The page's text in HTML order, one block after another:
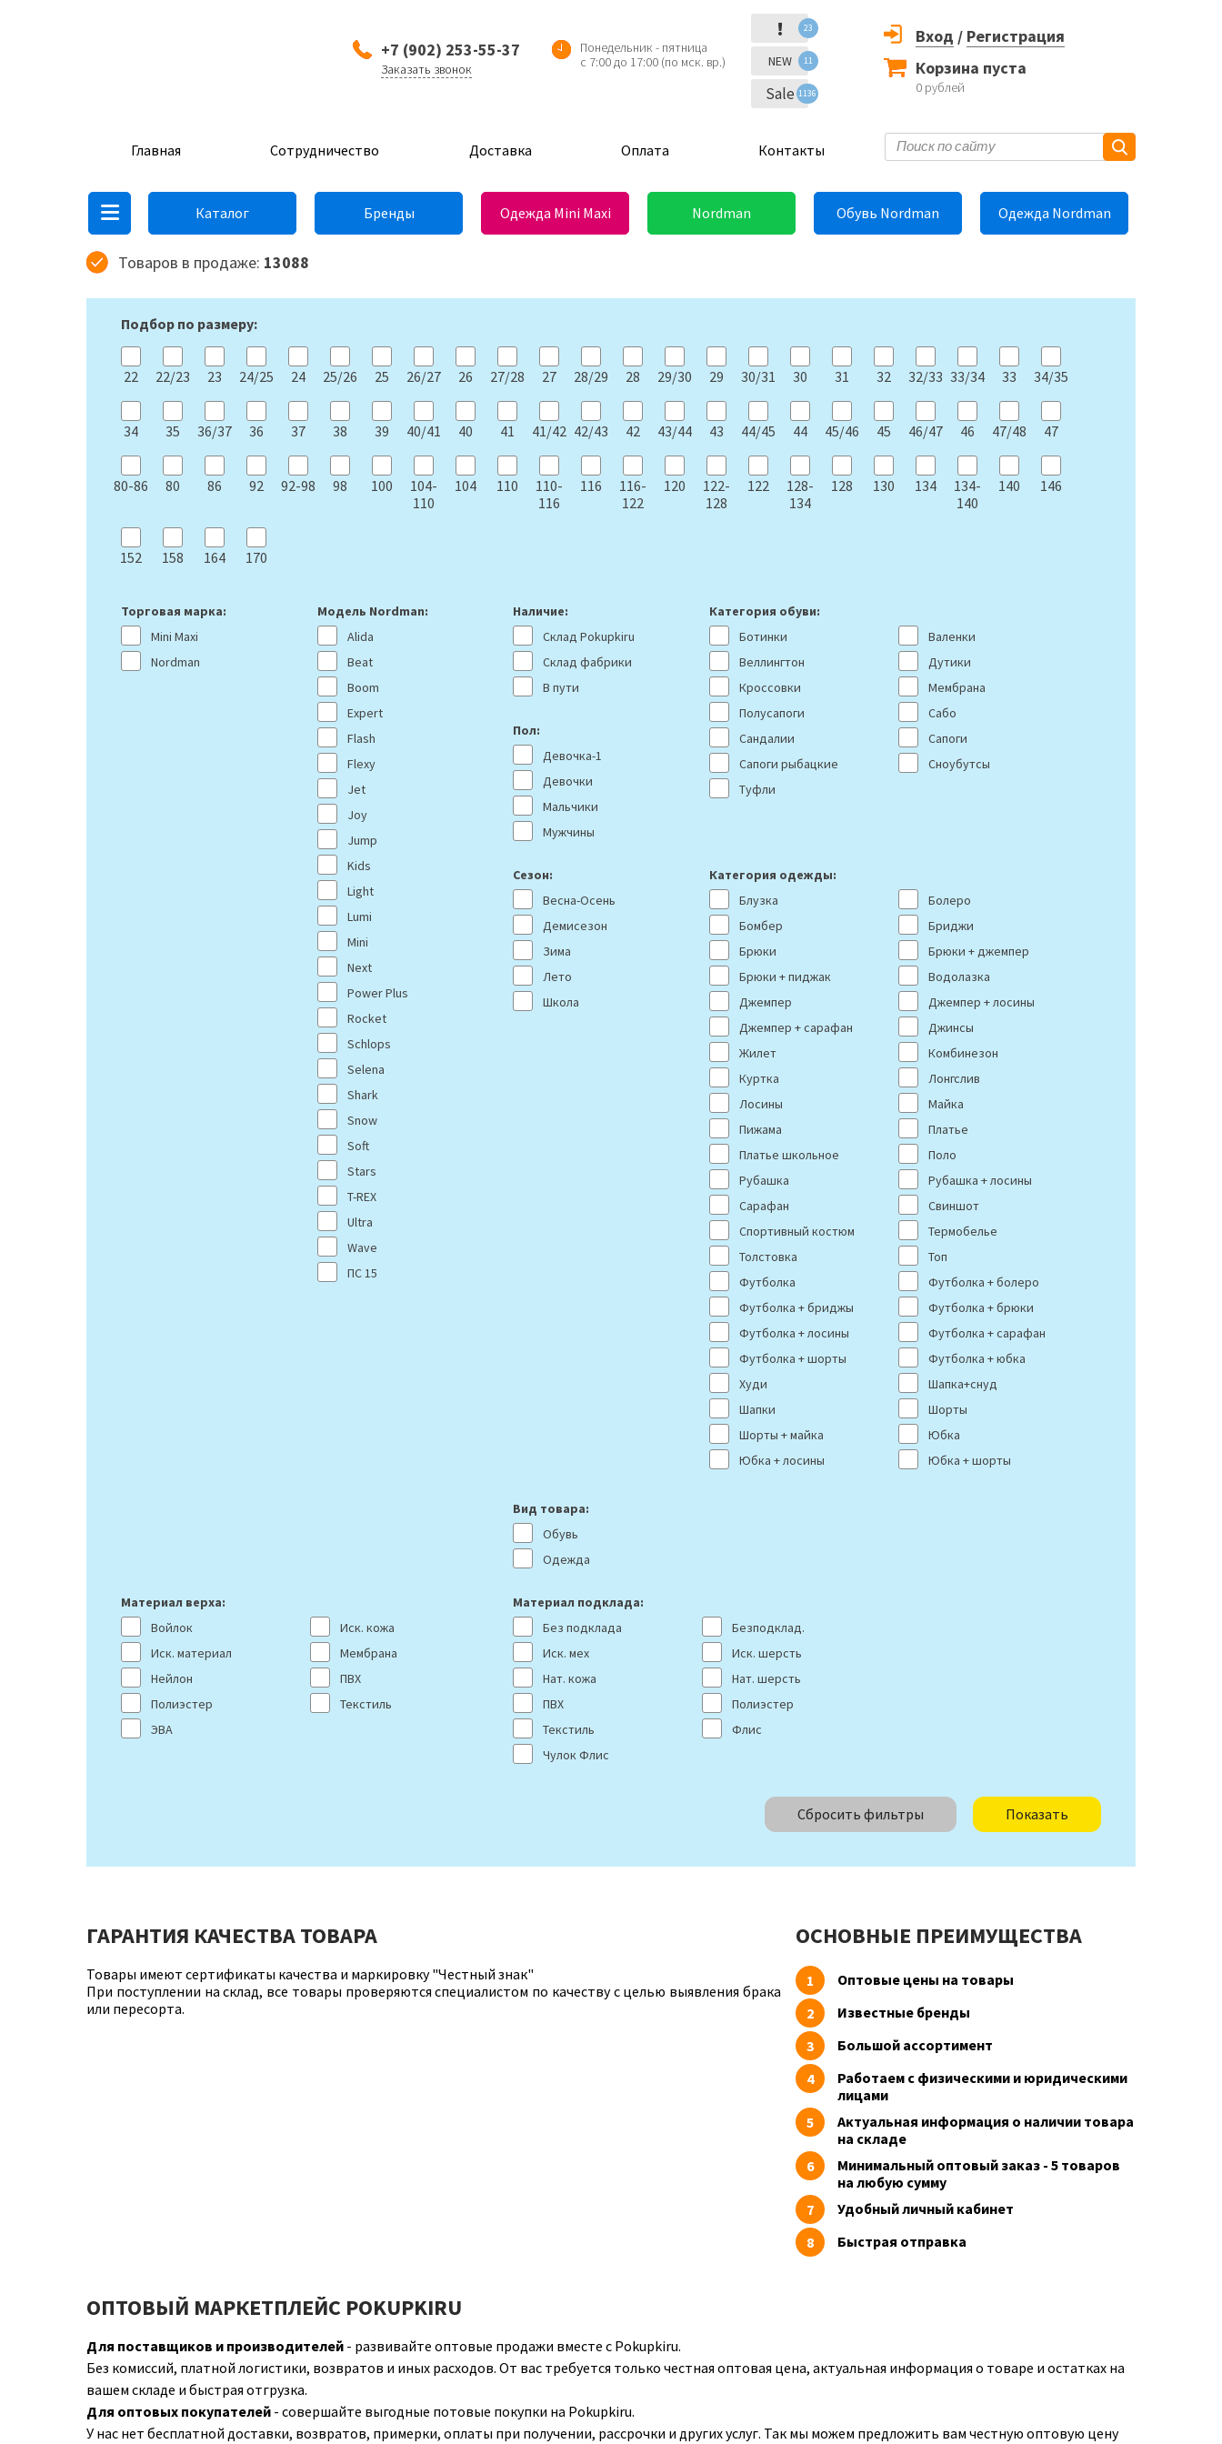
+7 (902) 253-55-37
Заказать звонок
Понедельник - пятница
с 7:00 до 17:00 (по мск. вр.)
! 23
NEW 11
Sale 1136
Вход / Регистрация
Корзина пуста
0 рублей
Главная Сотрудничество Доставка Оплата Контакты
Каталог Бренды Одежда Mini Maxi Nordman Обувь Nordman Одежда Nordman
Товаров в продаже: 13088
Подбор по размеру:
22 22/23 23 24/25 24 25/26 25 26/27 26 27/28 27 28/29 28 29/30 29 30/31 30 31 32 32/33 33/34 33 34/35
34 35 36/37 36 37 38 39 40/41 40 41 41/42 42/43 42 43/44 43 44/45 44 45/46 45 46/47 46 47/48 47
80-86 80 86 92 92-98 98 100
104-
110
104 110
110-
116
116
116-
122
120
122-
128
122
128-
134
128 130 134
134-
140
140 146
152 158 164 170
Наличие:
Склад Pokupkiru
Склад фабрики
В пути
Торговая марка:
Mini Maxi
Nordman
Вид товара:
Обувь
Одежда
Пол:
Девочка-1
Девочки
Мальчики
Мужчины
Категория обуви:
Ботинки
Валенки
Веллингтон
Дутики
Кроссовки
Мембрана
Полусапоги
Сабо
Сандалии
Сапоги
Сапоги рыбацкие
Сноубутсы
Туфли
Категория одежды:
Блузка
Болеро
Бомбер
Бриджи
Брюки
Брюки + джемпер
Брюки + пиджак
Водолазка
Джемпер
Джемпер + лосины
Джемпер + сарафан
Джинсы
Жилет
Комбинезон
Куртка
Лонгслив
Лосины
Майка
Пижама
Платье
Платье школьное
Поло
Рубашка
Рубашка + лосины
Сарафан
Свиншот
Спортивный костюм
Термобелье
Толстовка
Топ
Футболка
Футболка + болеро
Футболка + бриджы
Футболка + брюки
Футболка + лосины
Футболка + сарафан
Футболка + шорты
Футболка + юбка
Худи
Шапка+снуд
Шапки
Шорты
Шорты + майка
Юбка
Юбка + лосины
Юбка + шорты
Сезон:
Весна-Осень
Демисезон
Зима
Лето
Школа
Материал верха:
Войлок
Иск. кожа
Иск. материал
Мембрана
Нейлон
ПВХ
Полиэстер
Текстиль
ЭВА
Материал подклада:
Без подклада
Безподклад.
Иск. мех
Иск. шерсть
Нат. кожа
Нат. шерсть
ПВХ
Полиэстер
Текстиль
Флис
Чулок Флис
Модель Nordman:
Alida
Beat
Boom
Expert
Flash
Flexy
Jet
Joy
Jump
Kids
Light
Lumi
Mini
Next
Power Plus
Rocket
Schlops
Selena
Shark
Snow
Soft
Stars
T-REX
Ultra
Wave
ПС 15
Сбросить фильтры Показать
ГАРАНТИЯ КАЧЕСТВА ТОВАРА
Товары имеют сертификаты качества и маркировку "Честный знак"
При поступлении на склад, все товары проверяются специалистом по качеству с целью выявления брака
или пересорта.
ОСНОВНЫЕ ПРЕИМУЩЕСТВА
Оптовые цены на товары
Известные бренды
Большой ассортимент
Работаем с физическими и юридическими
лицами
Актуальная информация о наличии товара
на складе
Минимальный оптовый заказ - 5 товаров
на любую сумму
Удобный личный кабинет
Быстрая отправка
ОПТОВЫЙ МАРКЕТПЛЕЙС POKUPKIRU
Для поставщиков и производителей - развивайте оптовые продажи вместе с Pokupkiru.
Без комиссий, платной логистики, возвратов и иных расходов. От вас требуется только честная оптовая цена, актуальная информация о товаре и остатках на
вашем складе и быстрая отгрузка.
Для оптовых покупателей - совершайте выгодные потовые покупки на Pokupkiru.
У нас нет бесплатной доставки, возвратов, примерки, оплаты при получении, рассрочки и других услуг. Так мы можем предложить вам честную оптовую цену